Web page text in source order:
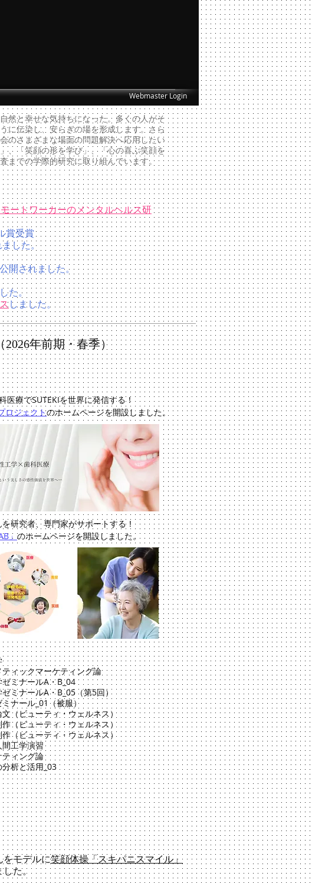
Webmaster Login
と幸せな気持ちになった。多くの人がそ
に伝染し、安らぎの場を形成します。さら
のさまざまな場面の問題解決へ応用したい
、「笑顔の形を学び」、「心の喜ぶ笑顔を
までの学際的研究に取り組んでいます。
Facebook スマイルサイエンス学会
ートワーカーのメンタルヘルス研
賞受賞
した。
開されました。
た。
しました。
医療でSUTEKIを世界に発信する！
ロジェクトのホームページを開設しました。
研究者、専門家がサポートする！
」 のホームページを開設しました。
ィックマーケティング論
ミナールA・B_04
ミナールA・B_05（第5回）
ナール_01（被服）
（ビューティ・ウェルネス）
（ビューティ・ウェルネス）
（ビューティ・ウェルネス）
工学演習
ィング論
析と活用_03
年前期・春季）
をモデルに笑顔体操「スキパニスマイル」
した。